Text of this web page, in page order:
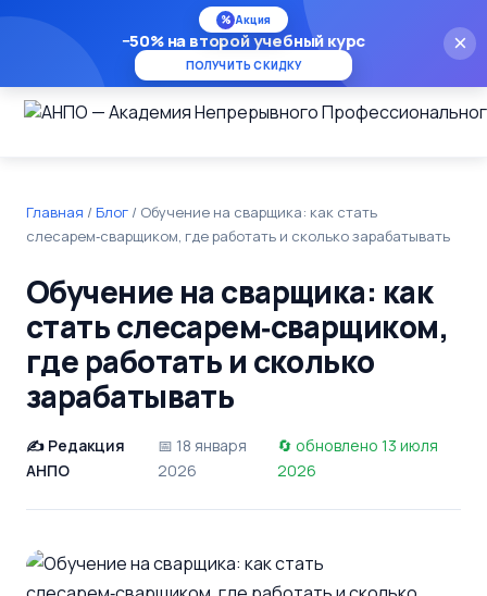
×
% Акция
−50% на второй учебный курс
ПОЛУЧИТЬ СКИДКУ
Главная / Блог / Обучение на сварщика: как стать
слесарем‑сварщиком, где работать и сколько зарабатывать
Обучение на сварщика: как
стать слесарем‑сварщиком,
где работать и сколько
зарабатывать
Редакция
АНПО
18 января
2026
обновлено 13 июля
2026